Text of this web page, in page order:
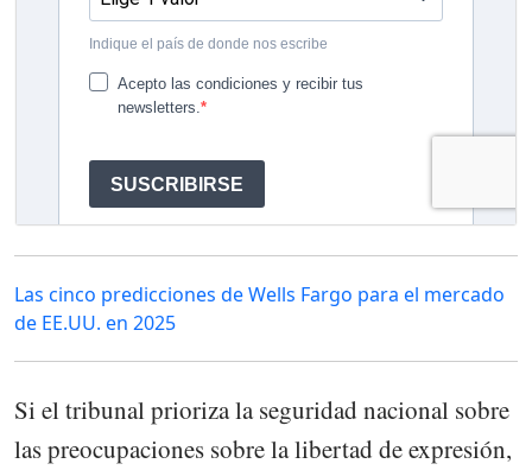
Las cinco predicciones de Wells Fargo para el mercado
de EE.UU. en 2025
Si el tribunal prioriza la seguridad nacional sobre
las preocupaciones sobre la libertad de expresión,